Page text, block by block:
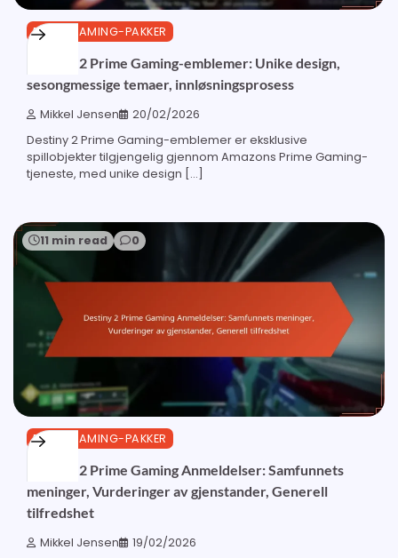
PRIME GAMING-PAKKER
Destiny 2 Prime Gaming-emblemer: Unike design,
sesongmessige temaer, innløsningsprosess
Mikkel Jensen 20/02/2026
Destiny 2 Prime Gaming-emblemer er eksklusive
spillobjekter tilgjengelig gjennom Amazons Prime Gaming-
tjeneste, med unike design […]
11 min read 0
PRIME GAMING-PAKKER
Destiny 2 Prime Gaming Anmeldelser: Samfunnets
meninger, Vurderinger av gjenstander, Generell
tilfredshet
Mikkel Jensen 19/02/2026